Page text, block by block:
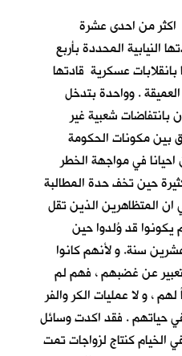
من احدى عشرة
النيابية المحددة بأربع
عسكرية قادتها
. وواحدة بتدخل
بانتفاضات شعبية غير
بين مكونات الحكومة
احيانا في مواجهة الخطر
حين تخف حدة المطالبة
ان المتظاهرين الذين تقل
قد وُلدوا حين
سنة. و لأنهم كانوا
عن غضبهم ، فهم لم
، و لا عمليات الكر والفر
في حياتهم . فقد اكدت وسائل
الخيام كنتاج لزواجات تمت